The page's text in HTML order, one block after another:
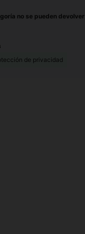
no se pueden devolver
de privacidad